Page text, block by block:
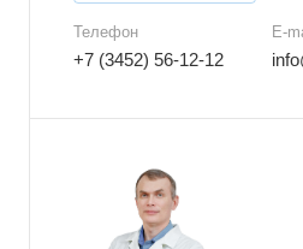
Телефон
+7 (3452) 56-12-12
E-